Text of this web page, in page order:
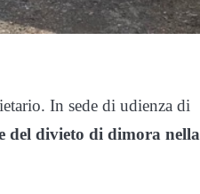
In sede di udienza di
del divieto di dimora nella